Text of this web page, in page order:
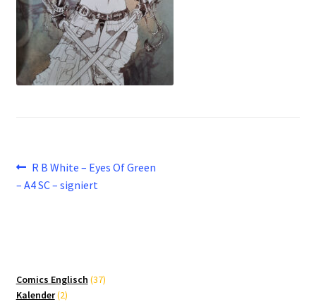
Beitragsnavigation
Vorheriger
Beitrag:
R B White – Eyes Of Green
– A4 SC – signiert
Comics Englisch 3737
Kalender 22